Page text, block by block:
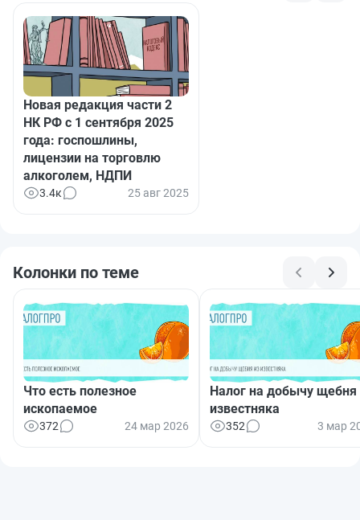
Новая редакция части 2
НК РФ с 1 сентября 2025
года: госпошлины,
лицензии на торговлю
алкоголем, НДПИ
3.4к 25 авг 2025
Колонки по теме
Что есть полезное
ископаемое
372 24 мар 2026
Налог на добычу щебня
известняка
352 3 мар